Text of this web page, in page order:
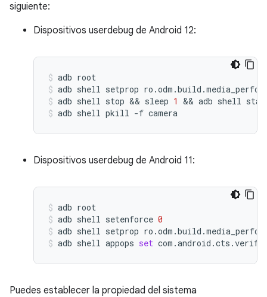
siguiente:
Dispositivos userdebug de Android 12:
adb root
adb shell setprop
adb shell stop && sleep 1 && adb shell
adb shell pkill -f camera
Dispositivos userdebug de Android 11:
adb root
adb shell setenforce 0
adb shell setprop
adb shell appops set
Puedes establecer la propiedad del sistema